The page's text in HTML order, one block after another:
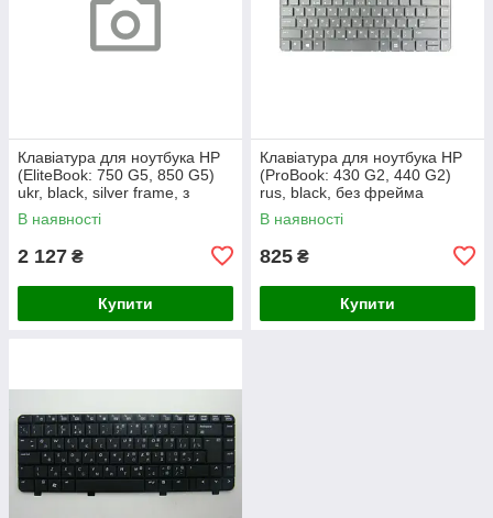
Клавіатура для ноутбука HP
(EliteBook: 750 G5, 850 G5)
ukr, black, silver frame, з
джойстиком, підсвічування
клавіш
В наявності
2 127 ₴
Купити
Клавіатура для ноутбука HP
(ProBook: 430 G2, 440 G2)
rus, black, без фрейма
В наявності
825 ₴
Купити